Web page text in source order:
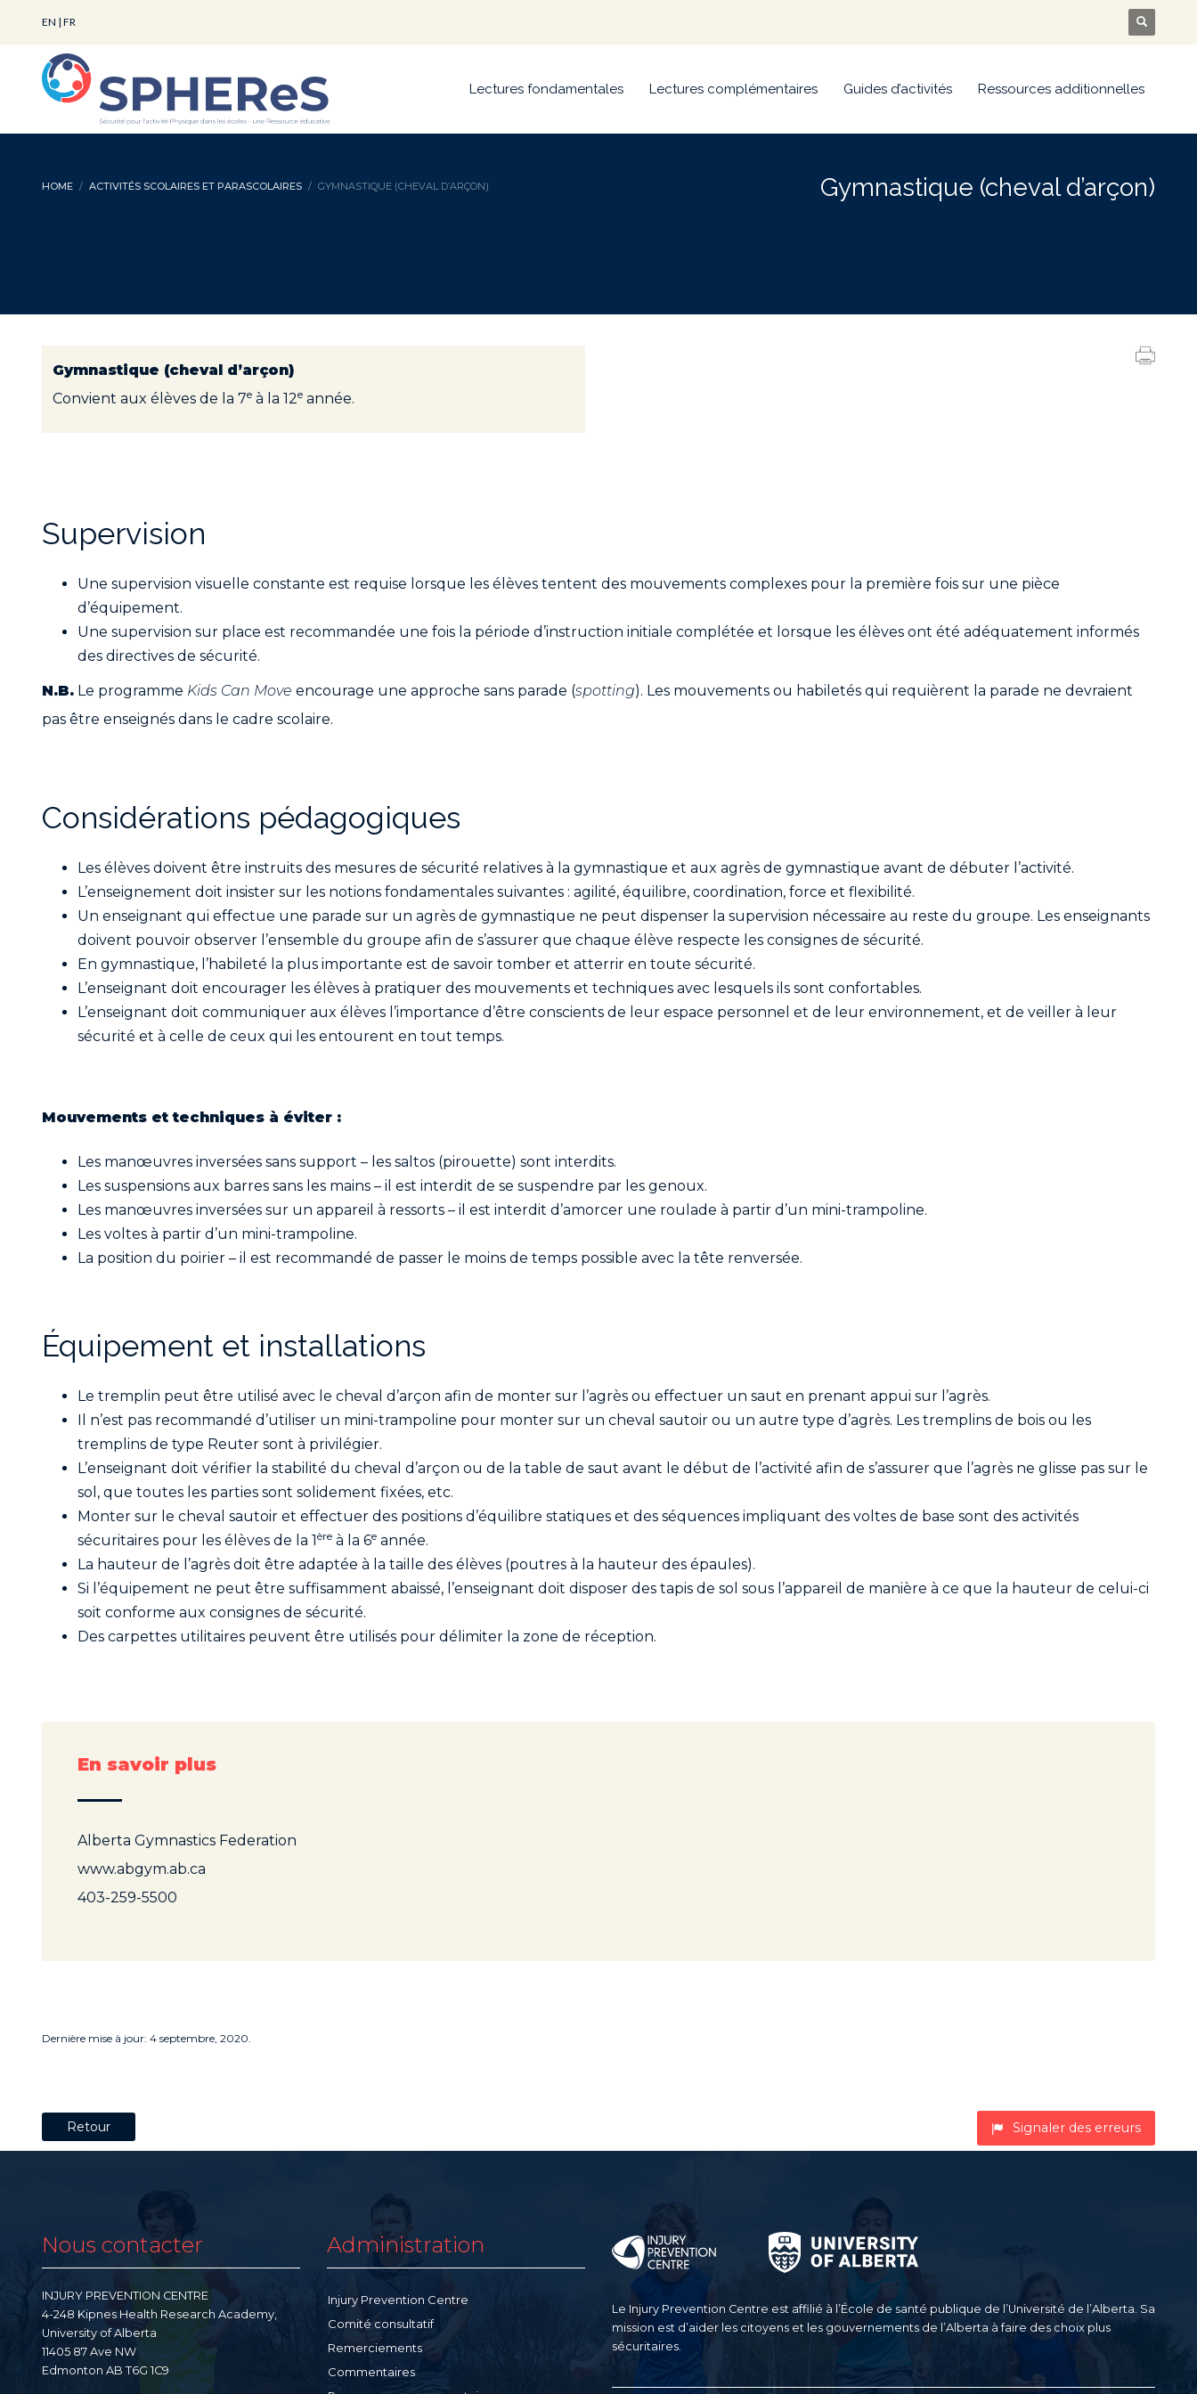
EN | FR
Lectures fondamentales Lectures complémentaires Guides d’activités Ressources additionnelles
HOME ACTIVITÉS SCOLAIRES ET PARASCOLAIRES GYMNASTIQUE (CHEVAL D’ARÇON) Gymnastique (cheval d’arçon)
Gymnastique (cheval d’arçon)
Convient aux élèves de la 7e à la 12e année.
Supervision
Une supervision visuelle constante est requise lorsque les élèves tentent des mouvements complexes pour la première fois sur une pièce
d’équipement.
Une supervision sur place est recommandée une fois la période d’instruction initiale complétée et lorsque les élèves ont été adéquatement informés
des directives de sécurité.
N.B. Le programme Kids Can Move encourage une approche sans parade (spotting). Les mouvements ou habiletés qui requièrent la parade ne devraient
pas être enseignés dans le cadre scolaire.
Considérations pédagogiques
Les élèves doivent être instruits des mesures de sécurité relatives à la gymnastique et aux agrès de gymnastique avant de débuter l’activité.
L’enseignement doit insister sur les notions fondamentales suivantes : agilité, équilibre, coordination, force et flexibilité.
Un enseignant qui effectue une parade sur un agrès de gymnastique ne peut dispenser la supervision nécessaire au reste du groupe. Les enseignants
doivent pouvoir observer l’ensemble du groupe afin de s’assurer que chaque élève respecte les consignes de sécurité.
En gymnastique, l’habileté la plus importante est de savoir tomber et atterrir en toute sécurité.
L’enseignant doit encourager les élèves à pratiquer des mouvements et techniques avec lesquels ils sont confortables.
L’enseignant doit communiquer aux élèves l’importance d’être conscients de leur espace personnel et de leur environnement, et de veiller à leur
sécurité et à celle de ceux qui les entourent en tout temps.
Mouvements et techniques à éviter :
Les manœuvres inversées sans support – les saltos (pirouette) sont interdits.
Les suspensions aux barres sans les mains – il est interdit de se suspendre par les genoux.
Les manœuvres inversées sur un appareil à ressorts – il est interdit d’amorcer une roulade à partir d’un mini-trampoline.
Les voltes à partir d’un mini-trampoline.
La position du poirier – il est recommandé de passer le moins de temps possible avec la tête renversée.
Équipement et installations
Le tremplin peut être utilisé avec le cheval d’arçon afin de monter sur l’agrès ou effectuer un saut en prenant appui sur l’agrès.
Il n’est pas recommandé d’utiliser un mini-trampoline pour monter sur un cheval sautoir ou un autre type d’agrès. Les tremplins de bois ou les
tremplins de type Reuter sont à privilégier.
L’enseignant doit vérifier la stabilité du cheval d’arçon ou de la table de saut avant le début de l’activité afin de s’assurer que l’agrès ne glisse pas sur le
sol, que toutes les parties sont solidement fixées, etc.
Monter sur le cheval sautoir et effectuer des positions d’équilibre statiques et des séquences impliquant des voltes de base sont des activités
sécuritaires pour les élèves de la 1ère à la 6e année.
La hauteur de l’agrès doit être adaptée à la taille des élèves (poutres à la hauteur des épaules).
Si l’équipement ne peut être suffisamment abaissé, l’enseignant doit disposer des tapis de sol sous l’appareil de manière à ce que la hauteur de celui-ci
soit conforme aux consignes de sécurité.
Des carpettes utilitaires peuvent être utilisés pour délimiter la zone de réception.
En savoir plus
Alberta Gymnastics Federation
www.abgym.ab.ca
403-259-5500
Dernière mise à jour: 4 septembre, 2020.
Retour Signaler des erreurs
Nous contacter
INJURY PREVENTION CENTRE
4-248 Kipnes Health Research Academy,
University of Alberta
11405 87 Ave NW
Edmonton AB T6G 1C9
Administration
Injury Prevention Centre
Comité consultatif
Remerciements
Commentaires
Le Injury Prevention Centre est affilié à l’École de santé publique de l’Université de l’Alberta. Sa
mission est d’aider les citoyens et les gouvernements de l’Alberta à faire des choix plus
sécuritaires.